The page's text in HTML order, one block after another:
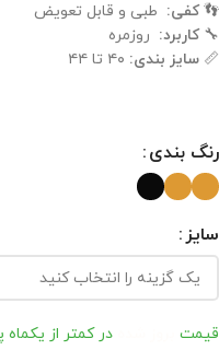
👣کفی: طبی و قابل تعویض
🔧کاربرد: روزمره
📏 سایز بندی:
رنگ بندی
سایز
قیمت در کمتر از